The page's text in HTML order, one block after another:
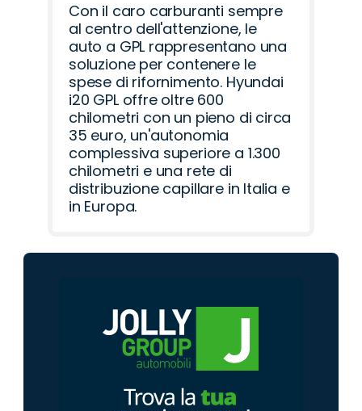
Con il caro carburanti sempre
al centro dell'attenzione, le
auto a GPL rappresentano una
soluzione per contenere le
spese di rifornimento. Hyundai
i20 GPL offre oltre 600
chilometri con un pieno di circa
35 euro, un'autonomia
complessiva superiore a 1.300
chilometri e una rete di
distribuzione capillare in Italia e
in Europa.